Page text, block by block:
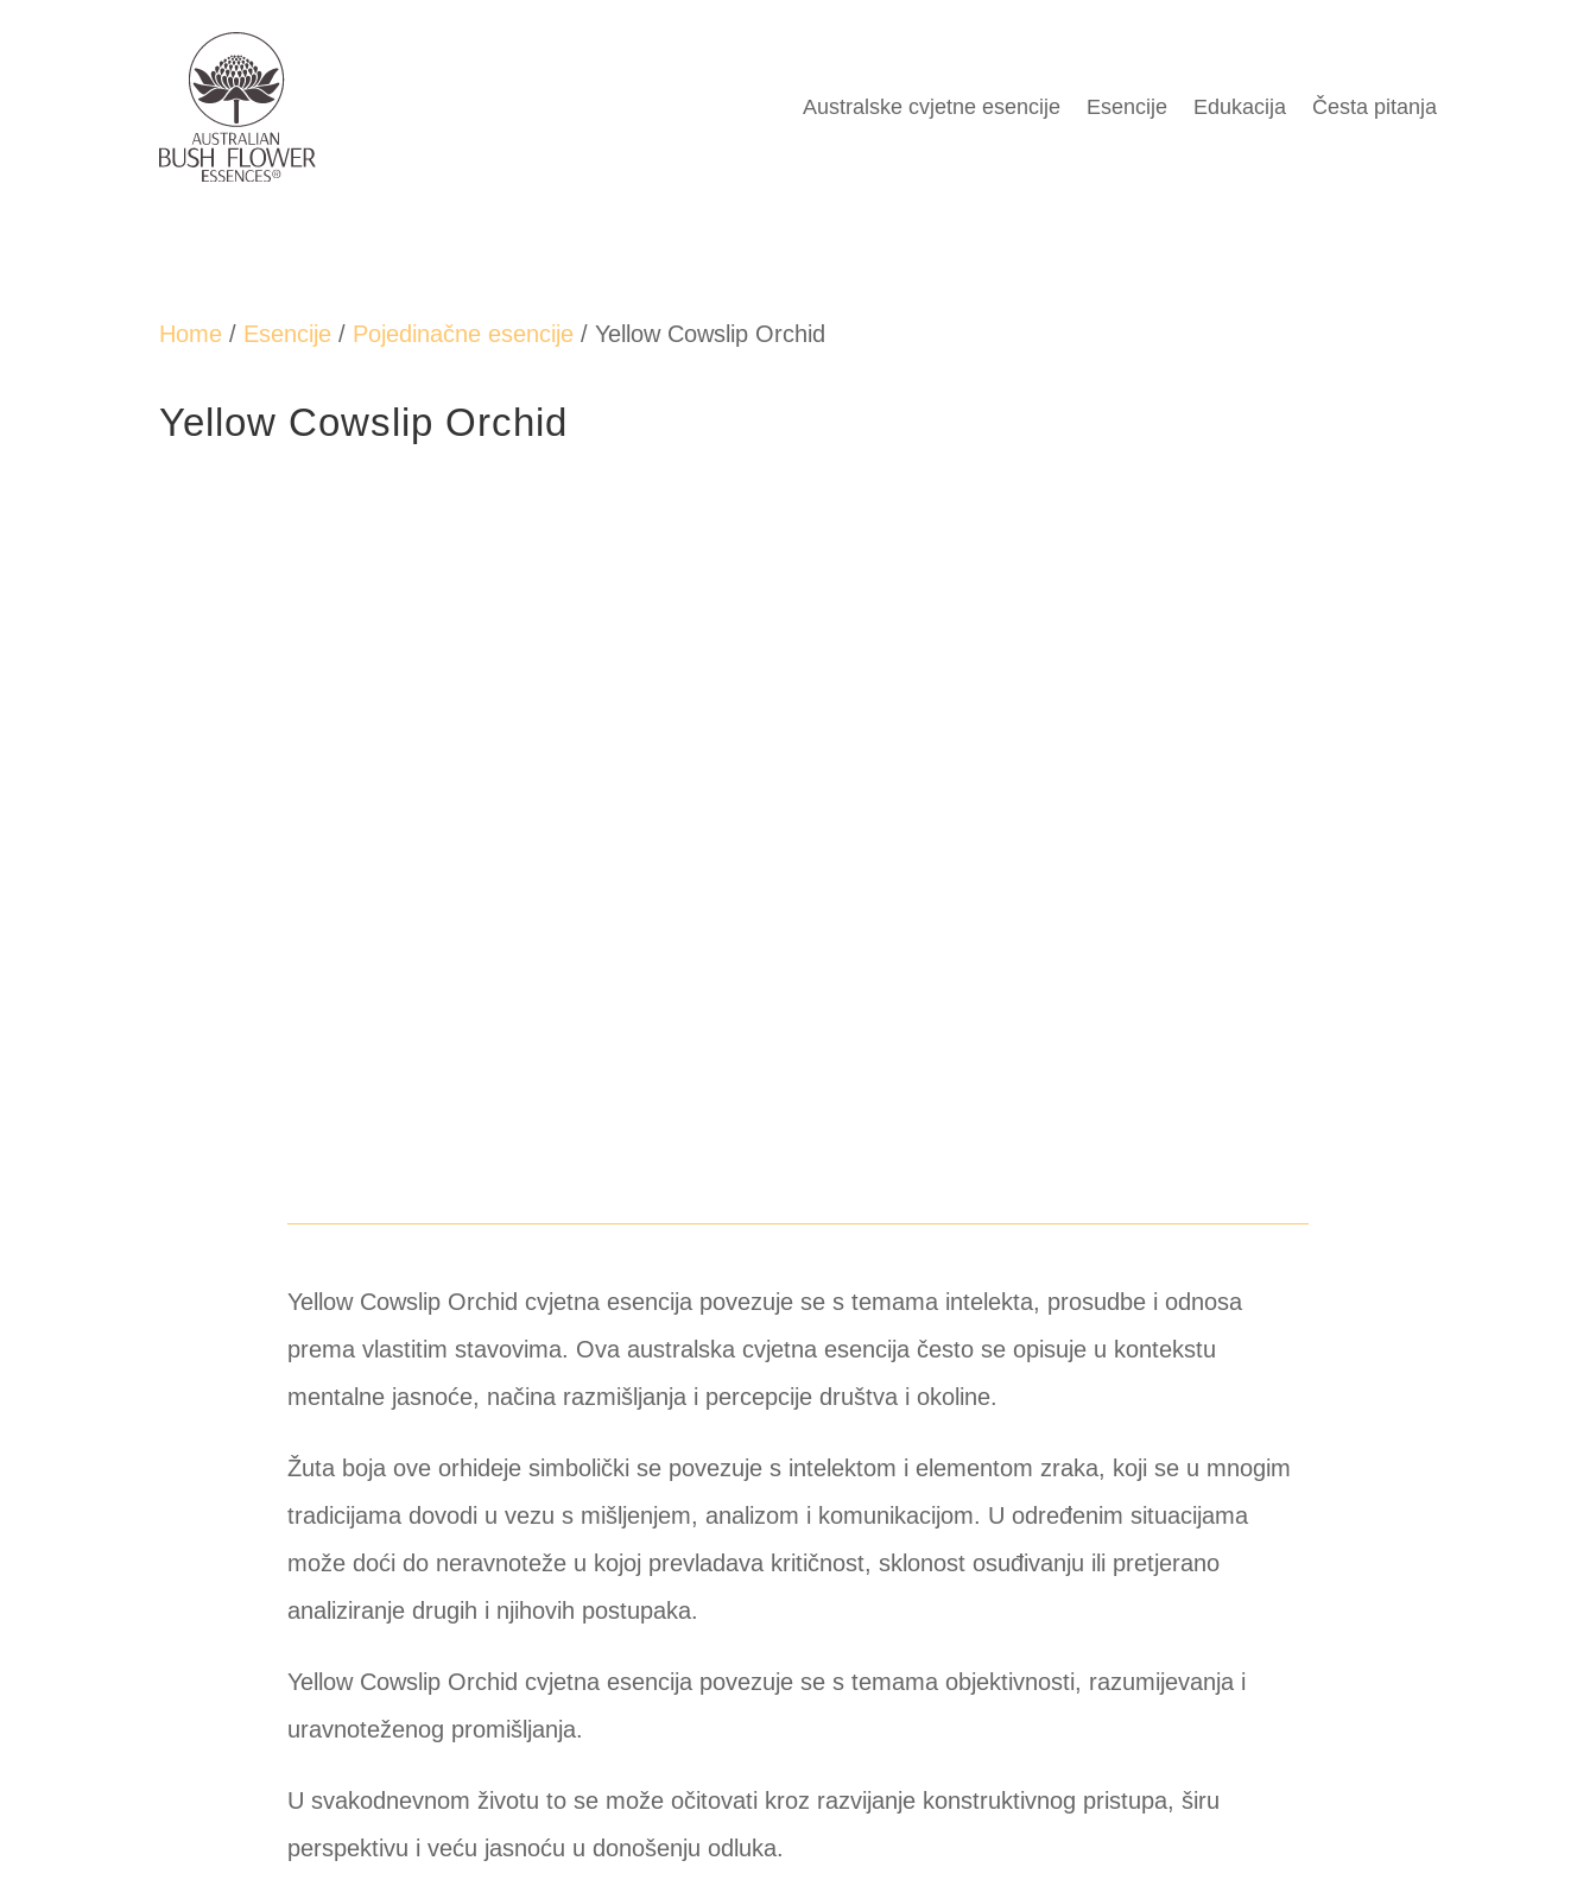
Australske cvjetne esencije Esencije Edukacija Česta pitanja
Home / Esencije / Pojedinačne esencije / Yellow Cowslip Orchid
Yellow Cowslip Orchid
Yellow Cowslip Orchid cvjetna esencija povezuje se s temama intelekta, prosudbe i odnosa
prema vlastitim stavovima. Ova australska cvjetna esencija često se opisuje u kontekstu
mentalne jasnoće, načina razmišljanja i percepcije društva i okoline.
Žuta boja ove orhideje simbolički se povezuje s intelektom i elementom zraka, koji se u mnogim
tradicijama dovodi u vezu s mišljenjem, analizom i komunikacijom. U određenim situacijama
može doći do neravnoteže u kojoj prevladava kritičnost, sklonost osuđivanju ili pretjerano
analiziranje drugih i njihovih postupaka.
Yellow Cowslip Orchid cvjetna esencija povezuje se s temama objektivnosti, razumijevanja i
uravnoteženog promišljanja.
U svakodnevnom životu to se može očitovati kroz razvijanje konstruktivnog pristupa, širu
perspektivu i veću jasnoću u donošenju odluka.